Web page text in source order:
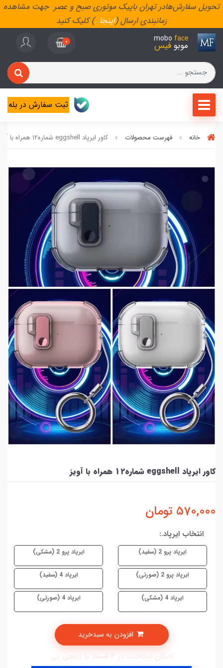
تحویل سفارش‌هادر تهران باپیک موتوری صبح و عصر جهت مشاهده
زمانبندی ارسال (اینجا..) کلیک کنید
mobo face
موبو فیس 0
ثبت سفارش در بله
خانه فهرست محصولات کاور ایرپاد eggshell شماره12 همراه با آویز
کاور ایرپاد eggshell شماره12 همراه با آویز
570,000 تومان
انتخاب ایرپاد.:
ایرپاد پرو 2 (سفید) ایرپاد پرو 2 (مشکی)
ایرپاد پرو 2 (صورتی) ایرپاد 4 (سفید)
ایرپاد 4 (مشکی) ایرپاد 4 (صورتی)
امکان پرداخت در 4 قسط با دیجی پی